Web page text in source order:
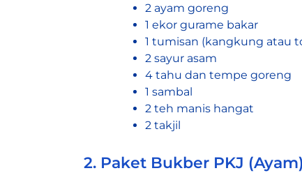
2 ayam goreng
1 ekor gurame bakar
1 tumisan (kangkung atau
2 sayur asam
4 tahu dan tempe goreng
1 sambal
2 teh manis hangat
2 takjil
2. Paket Bukber PKJ